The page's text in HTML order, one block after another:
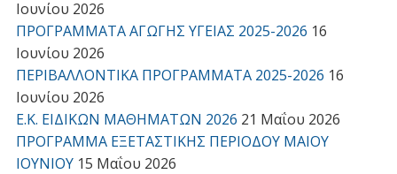
Ιουνίου 2026
ΠΡΟΓΡΑΜΜΑΤΑ ΑΓΩΓΗΣ ΥΓΕΙΑΣ 2025-2026 16
Ιουνίου 2026
ΠΕΡΙΒΑΛΛΟΝΤΙΚΑ ΠΡΟΓΡΑΜΜΑΤΑ 2025-2026 16
Ιουνίου 2026
Ε.Κ. ΕΙΔΙΚΩΝ ΜΑΘΗΜΑΤΩΝ 2026 21 Μαΐου 2026
ΠΡΟΓΡΑΜΜΑ ΕΞΕΤΑΣΤΙΚΗΣ ΠΕΡΙΟΔΟΥ ΜΑΙΟΥ
ΙΟΥΝΙΟΥ 15 Μαΐου 2026